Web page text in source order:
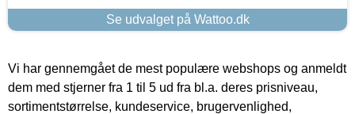
Se udvalget på Wattoo.dk
Vi har gennemgået de mest populære webshops og anmeldt
dem med stjerner fra 1 til 5 ud fra bl.a. deres prisniveau,
sortimentstørrelse, kundeservice, brugervenlighed,